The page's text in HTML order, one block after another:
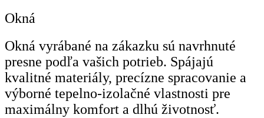
Okná
Okná vyrábané na zákazku sú navrhnuté
presne podľa vašich potrieb. Spájajú
kvalitné materiály, precízne spracovanie a
výborné tepelno-izolačné vlastnosti pre
maximálny komfort a dlhú životnosť.